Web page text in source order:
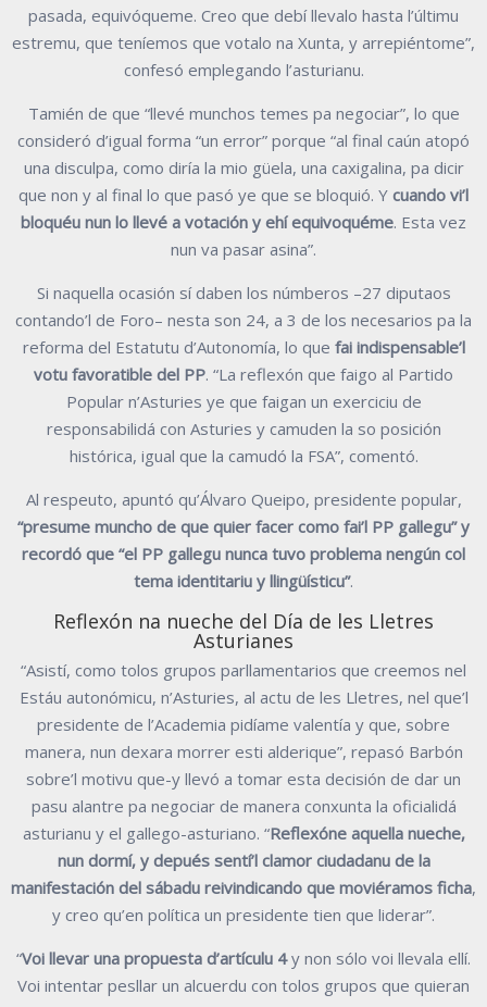
pasada, equivóqueme. Creo que debí llevalo hasta l’últimu
estremu, que teníemos que votalo na Xunta, y arrepiéntome”,
confesó emplegando l’asturianu.
Tamién de que “llevé munchos temes pa negociar”, lo que
consideró d’igual forma “un error” porque “al final caún atopó
una disculpa, como diría la mio güela, una caxigalina, pa dicir
que non y al final lo que pasó ye que se bloquió. Y cuando vi’l
bloquéu nun lo llevé a votación y ehí equivoquéme. Esta vez
nun va pasar asina”.
Si naquella ocasión sí daben los númberos –27 diputaos
contando’l de Foro– nesta son 24, a 3 de los necesarios pa la
reforma del Estatutu d’Autonomía, lo que fai indispensable’l
votu favoratible del PP. “La reflexón que faigo al Partido
Popular n’Asturies ye que faigan un exerciciu de
responsabilidá con Asturies y camuden la so posición
histórica, igual que la camudó la FSA”, comentó.
Al respeuto, apuntó qu’Álvaro Queipo, presidente popular,
“presume muncho de que quier facer como fai’l PP gallegu” y
recordó que “el PP gallegu nunca tuvo problema nengún col
tema identitariu y llingüísticu”.
Reflexón na nueche del Día de les Lletres
Asturianes
“Asistí, como tolos grupos parllamentarios que creemos nel
Estáu autonómicu, n’Asturies, al actu de les Lletres, nel que’l
presidente de l’Academia pidíame valentía y que, sobre
manera, nun dexara morrer esti alderique”, repasó Barbón
sobre’l motivu que-y llevó a tomar esta decisión de dar un
pasu alantre pa negociar de manera conxunta la oficialidá
asturianu y el gallego-asturiano. “Reflexóne aquella nueche,
nun dormí, y depués sentí’l clamor ciudadanu de la
manifestación del sábadu reivindicando que moviéramos ficha,
y creo qu’en política un presidente tien que liderar”.
“Voi llevar una propuesta d’artículu 4y non sólo voi llevala ellí.
Voi intentar pesllar un alcuerdu con tolos grupos que quieran